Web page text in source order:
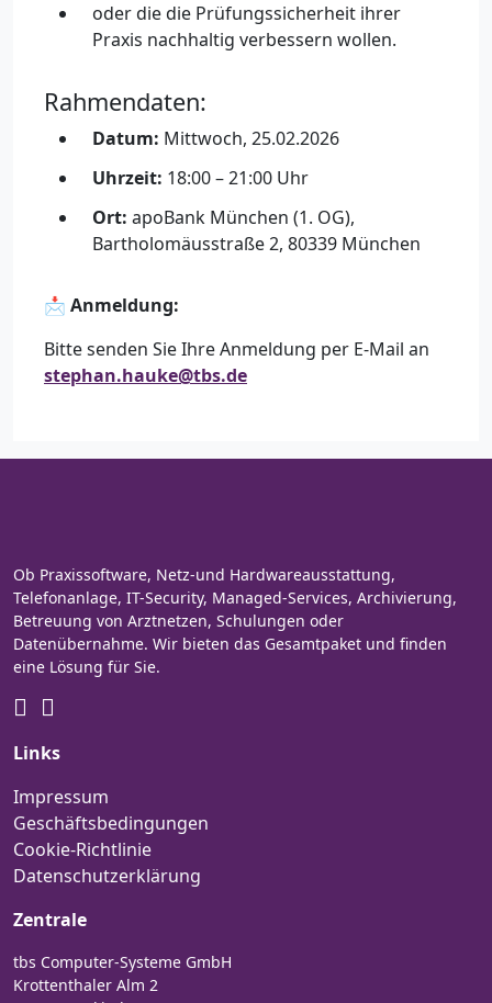
oder die die Prüfungssicherheit ihrer
Praxis nachhaltig verbessern wollen.
Rahmendaten:
Datum: Mittwoch, 25.02.2026
Uhrzeit: 18:00 – 21:00 Uhr
Ort: apoBank München (1. OG),
Bartholomäusstraße 2, 80339 München
📩 Anmeldung:
Bitte senden Sie Ihre Anmeldung per E-Mail an
stephan.hauke@tbs.de
Ob Praxissoftware, Netz-und Hardwareausstattung,
Telefonanlage, IT-Security, Managed-Services, Archivierung,
Betreuung von Arztnetzen, Schulungen oder
Datenübernahme. Wir bieten das Gesamtpaket und finden
eine Lösung für Sie.
Links
Impressum
Geschäftsbedingungen
Cookie-Richtlinie
Datenschutzerklärung
Zentrale
tbs Computer-Systeme GmbH
Krottenthaler Alm 2